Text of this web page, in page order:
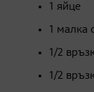
1 яйце
1 малка
1/2
1/2